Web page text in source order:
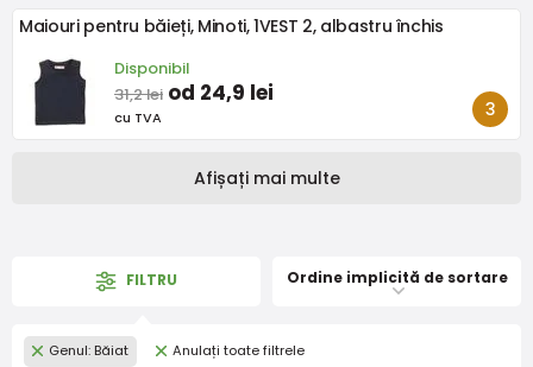
Maiouri pentru băieți, Minoti, 1VEST 2, albastru închis
Disponibil
31,2 lei od 24,9 lei
cu TVA
Afișați mai multe
FILTRU Ordine implicită de sortare
Genul: Băiat Anulați toate filtrele